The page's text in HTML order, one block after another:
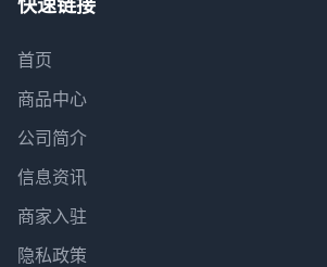
快速链接
首页
商品中心
公司简介
信息资讯
商家入驻
隐私政策